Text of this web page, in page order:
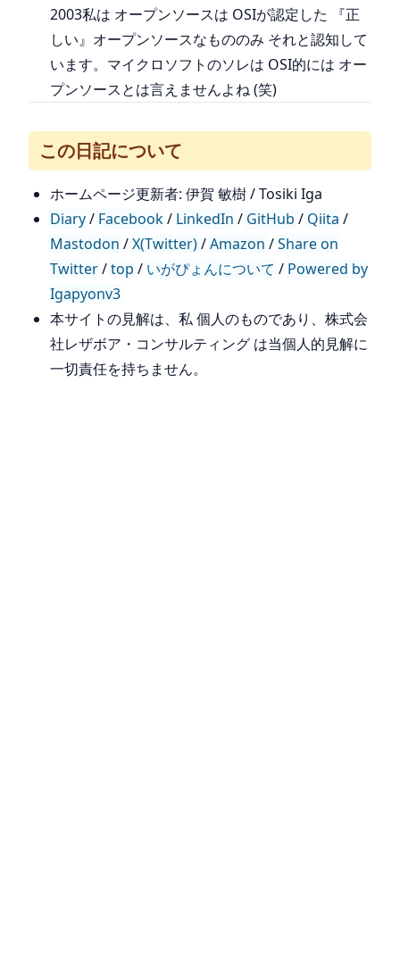
2003私は オープンソースは OSIが認定した 『正
しい』オープンソースなもののみ それと認知して
います。マイクロソフトのソレは OSI的には オー
プンソースとは言えませんよね (笑)
この日記について
ホームページ更新者: 伊賀 敏樹 / Tosiki Iga
Diary/ Facebook/ LinkedIn / GitHub / Qiita /
Mastodon /X(Twitter)/Amazon /Share on
Twitter/top / いがぴょんについて / Powered by
Igapyonv3
本サイトの見解は、私 個人のものであり、株式会
社レザボア・コンサルティング は当個人的見解に
一切責任を持ちません。